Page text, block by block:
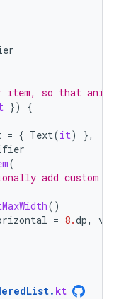
item, so that
})
{
= { Text(it)
},
(
add custom
()
= 8.dp,
. kt